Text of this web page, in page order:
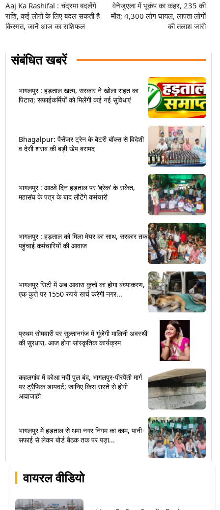
वायरल वीडियो
Aaj Ka Rashifal : चंद्रमा बदलेंगे
राशि, कई लोगों के लिए बदल सकती है
किस्मत, जानें आज का राशिफल
वेनेजुएला में भूकंप का कहर, 235 की
मौत; 4,300 लोग घायल, लापता लोगों
की तलाश जारी
संबंधित खबरें
भागलपुर : हड़ताल खत्म, सरकार ने खोला राहत का
पिटारा; सफाईकर्मियों को मिलेंगी कई नई सुविधाएं
Bhagalpur: पैसेंजर ट्रेन के बैटरी बॉक्स से विदेशी
व देसी शराब की बड़ी खेप बरामद
भागलपुर : आठवें दिन हड़ताल पर ‘ब्रेक’ के संकेत,
महासंघ के पत्र के बाद लौटेंगे कर्मचारी
भागलपुर : हड़ताल को मिला मेयर का साथ, सरकार तक
पहुंचाई कर्मचारियों की आवाज
भागलपुर सिटी में अब आवारा कुत्तों का होगा बंध्याकरण,
एक कुत्ते पर 1550 रुपये खर्च करेगी नगर...
प्रथम सोमवारी पर सुल्तानगंज में गूंजेगी मालिनी अवस्थी
की सुरधारा, आज होगा सांस्कृतिक कार्यक्रम
कहलगांव में कोआ नदी पुल बंद, भागलपुर-पीरपैंती मार्ग
पर ट्रैफिक डायवर्ट; जानिए किस रास्ते से होगी
आवाजाही
भागलपुर में हड़ताल से थमा नगर निगम का काम, पानी-
सफाई से लेकर बोर्ड बैठक तक पर पड़ा...